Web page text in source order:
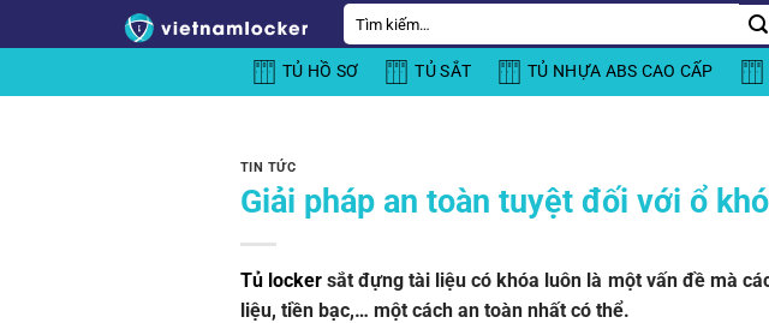
qua
dung
Tìm
kiếm:
TỦ HỒ SƠ TỦ SẮT TỦ NHỰA ABS CAO CẤP
TIN TỨC
Giải pháp an toàn tuyệt đối với ổ
Tủ lockersắt đựng tài liệu có khóa luôn là một vấn đề mà
liệu, tiền bạc,… một cách an toàn nhất có thể.